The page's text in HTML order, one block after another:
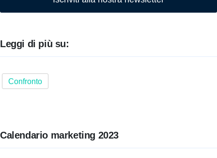
Leggi di più su:
Confronto
Calendario marketing 2023